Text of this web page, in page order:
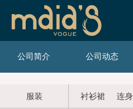
公司简介 公司动态
服装 衬衫裙 连